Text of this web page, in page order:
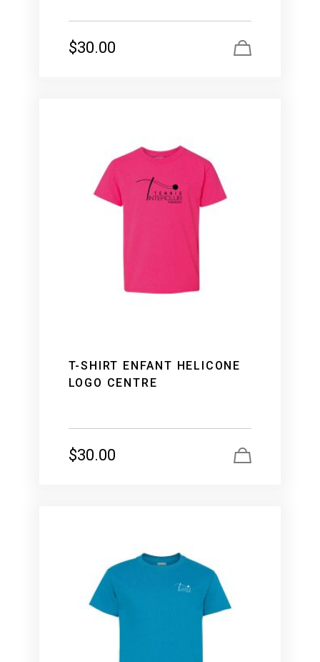
$30.00
T-SHIRT ENFANT HELICONE
LOGO CENTRE
$30.00